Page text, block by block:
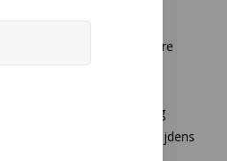
Wij leveren onder andere
leveren om het gebruik nog
scanners te beschermen tijdens